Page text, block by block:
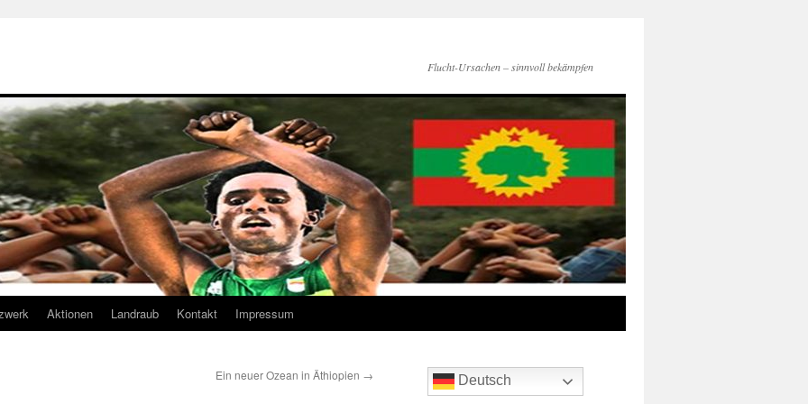
Flucht-Ursachen – sinnvoll bekämpfen
Aktionen Landraub Kontakt Impressum
Ein neuer Ozean in Äthiopien → Deutsch